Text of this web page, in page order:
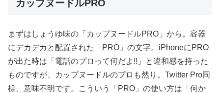
カップヌードルPRO
まずはしょうゆ味の「カップヌードルPRO」から。容器
にデカデカと配置された「PRO」の文字。iPhoneにPRO
が出た時は「電話のプロって何だよ!!」と違和感を持った
ものですが、カップヌードルのプロも然り。Twitter Pro同
様、意味不明です。こういう「PRO」の使い方は「何か